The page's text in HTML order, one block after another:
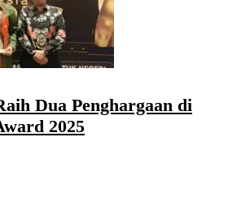
Dua Penghargaan di
2025